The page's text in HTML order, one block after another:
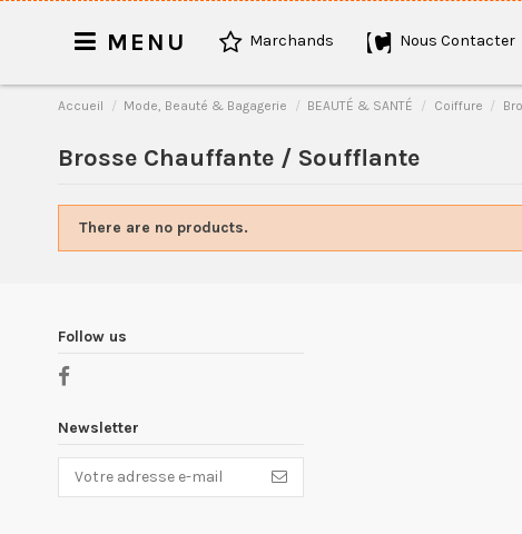
MENU Marchands Nous Contacter
Accueil Mode, Beauté & Bagagerie BEAUTÉ & SANTÉ Coiffure
Brosse Chauffante / Soufflante
There are no products.
Follow us
Newsletter